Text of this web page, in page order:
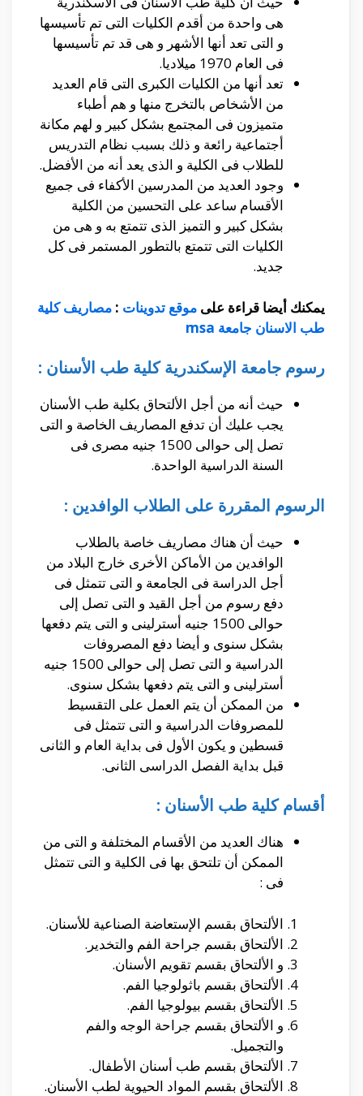
هى واحدة من أقدم الكليات التى تم تأسيسها
و التى تعد أنها الأشهر و هى قد تم تأسيسها
فى العام 1970 ميلاديا.
تعد أنها من الكليات الكبرى التى قام العديد
من الأشخاص بالتخرج منها و هم أطباء
متميزون فى المجتمع بشكل كبير و لهم مكانة
أجتماعية رائعة و ذلك بسبب نظام التدريس
للطلاب فى الكلية و الذى يعد أنه من الأفضل.
وجود العديد من المدرسين الأكفاء فى جميع
الأقسام ساعد على التحسين من الكلية
بشكل كبير و التميز الذى تتمتع به و هى من
الكليات التى تتمتع بالتطور المستمر فى كل
جديد.
يمكنك أيضا قراءة على موقع تدوينات : مصاريف كلية
طب الاسنان جامعة msa
رسوم جامعة الإسكندرية كلية طب الأسنان :
حيث أنه من أجل الألتحاق بكلية طب الأسنان
يجب عليك أن تدفع المصاريف الخاصة و التى
تصل إلى حوالى 1500 جنيه مصرى فى
السنة الدراسية الواحدة.
الرسوم المقررة على الطلاب الوافدين :
حيث أن هناك مصاريف خاصة بالطلاب
الوافدين من الأماكن الأخرى خارج البلاد من
أجل الدراسة فى الجامعة و التى تتمثل فى
دفع رسوم من أجل القيد و التى تصل إلى
حوالى 1500 جنيه أسترلينى و التى يتم دفعها
بشكل سنوى و أيضا دفع المصروفات
الدراسية و التى تصل إلى حوالى 1500 جنيه
أسترلينى و التى يتم دفعها بشكل سنوى.
من الممكن أن يتم العمل على التقسيط
للمصروفات الدراسية و التى تتمثل فى
قسطين و يكون الأول فى بداية العام و الثانى
قبل بداية الفصل الدراسى الثانى.
أقسام كلية طب الأسنان :
هناك العديد من الأقسام المختلفة و التى من
الممكن أن تلتحق بها فى الكلية و التى تتمثل
فى :
الألتحاق بقسم الإستعاضة الصناعية للأسنان.
الألتحاق بقسم جراحة الفم والتخدير.
و الألتحاق بقسم تقويم الأسنان.
الألتحاق بقسم باثولوجيا الفم.
الألتحاق بقسم بيولوجيا الفم.
و الألتحاق بقسم جراحة الوجه والفم
والتجميل.
الألتحاق بقسم طب أسنان الأطفال.
الألتحاق بقسم المواد الحيوية لطب الأسنان.